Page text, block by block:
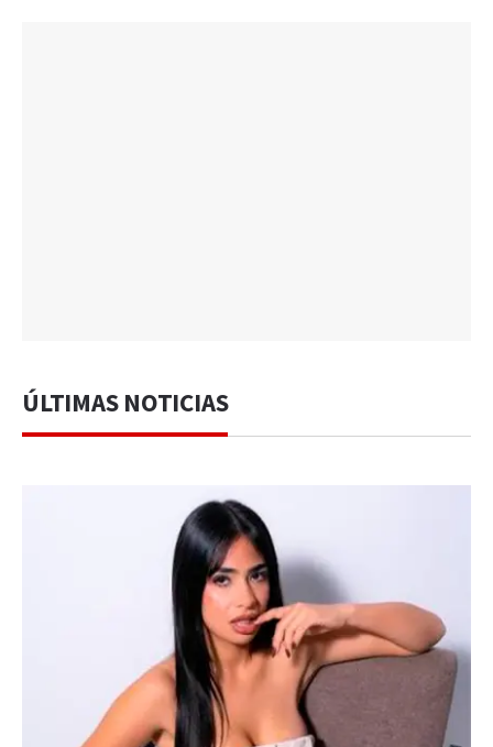
ÚLTIMAS NOTICIAS